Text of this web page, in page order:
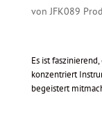
vonJFK089
Es ist
konzentriert
begeistert